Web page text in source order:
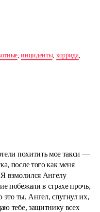
,инциденты, коррида,
похитить мое такси —
после того как меня
Я взмолился Ангелу
побежали в страхе прочь,
это ты, Ангел, спугнул их,
тебе, защитнику всех